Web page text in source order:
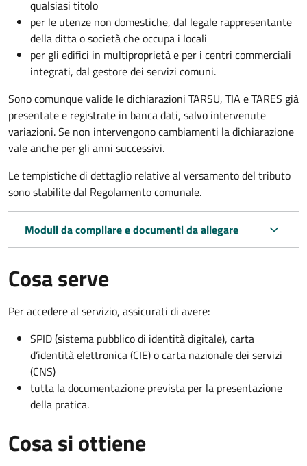
qualsiasi titolo
per le utenze non domestiche, dal legale rappresentante
della ditta o società che occupa i locali
per gli edifici in multiproprietà e per i centri commerciali
integrati, dal gestore dei servizi comuni.
Sono comunque valide le dichiarazioni TARSU, TIA e TARES già
presentate e registrate in banca dati, salvo intervenute
variazioni. Se non intervengono cambiamenti la dichiarazione
vale anche per gli anni successivi.
Le tempistiche di dettaglio relative al versamento del tributo
sono stabilite dal Regolamento comunale.
Moduli da compilare e documenti da allegare
Cosa serve
Per accedere al servizio, assicurati di avere:
SPID (sistema pubblico di identità digitale), carta
d’identità elettronica (CIE) o carta nazionale dei servizi
(CNS)
tutta la documentazione prevista per la presentazione
della pratica.
Cosa si ottiene